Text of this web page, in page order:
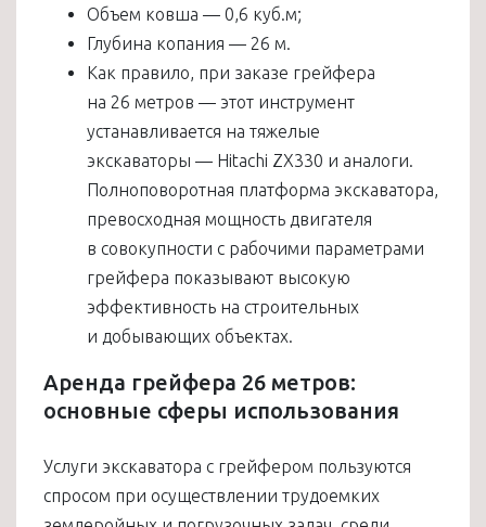
Объем ковша — 0,6 куб.м;
Глубина копания — 26 м.
Как правило, при заказе грейфера
на 26 метров — этот инструмент
устанавливается на тяжелые
экскаваторы — Hitachi ZX330 и аналоги.
Полноповоротная платформа экскаватора,
превосходная мощность двигателя
в совокупности с рабочими параметрами
грейфера показывают высокую
эффективность на строительных
и добывающих объектах.
Аренда грейфера 26 метров:
основные сферы использования
Услуги экскаватора с грейфером пользуются
спросом при осуществлении трудоемких